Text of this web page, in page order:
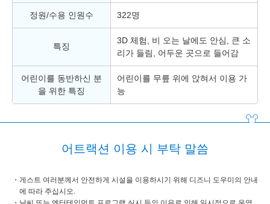
정원/수용 인원수 322명
특징
3D 체험, 비 오는 날에도 안심, 큰 소
리가 들림, 어두운 곳으로 들어감
어린이를 동반하신 분
을 위한 특징
어린이를 무릎 위에 앉혀서 이용 가
능
어트랙션 이용 시 부탁 말씀
게스트 여러분께서 안전하게 시설을 이용하시기 위해 디즈니 도우미의 안내
에 따라 주십시오.